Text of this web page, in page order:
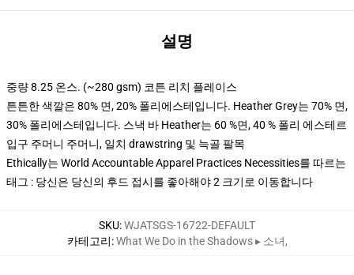
설명
중량 8.25 온스. (~280 gsm) 코튼 리치 플레이스
튼튼한 색깔은 80% 면, 20% 폴리에스테입니다. Heather Grey는 70% 면,
30% 폴리에스테입니다. 스낵 바 Heather는 60 %면, 40 % 폴리 에스테르
입구 주머니 주머니, 일치 drawstring 및 늑골 팔목
Ethically는 World Accountable Apparel Practices Necessities를 따르는
태그 : 당신은 당신의 후드 접시를 좋아해야 2 크기로 이동합니다
SKU:WJATSGS-16722-DEFAULT
카테고리:What We Do in the Shadows ▸ 소녀,